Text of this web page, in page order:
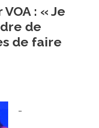
: « Je
de
de faire
…